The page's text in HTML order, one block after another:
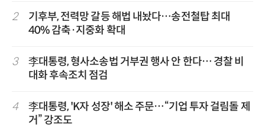
2
기후부, 전력망 갈등 해법 내놨다…송전철탑 최대
40% 감축·지중화 확대
3
李대통령, 형사소송법 거부권 행사 안 한다… 경찰 비
대화 후속조치 점검
4
李대통령, 'K자 성장' 해소 주문…“기업 투자 걸림돌 제
거” 강조도